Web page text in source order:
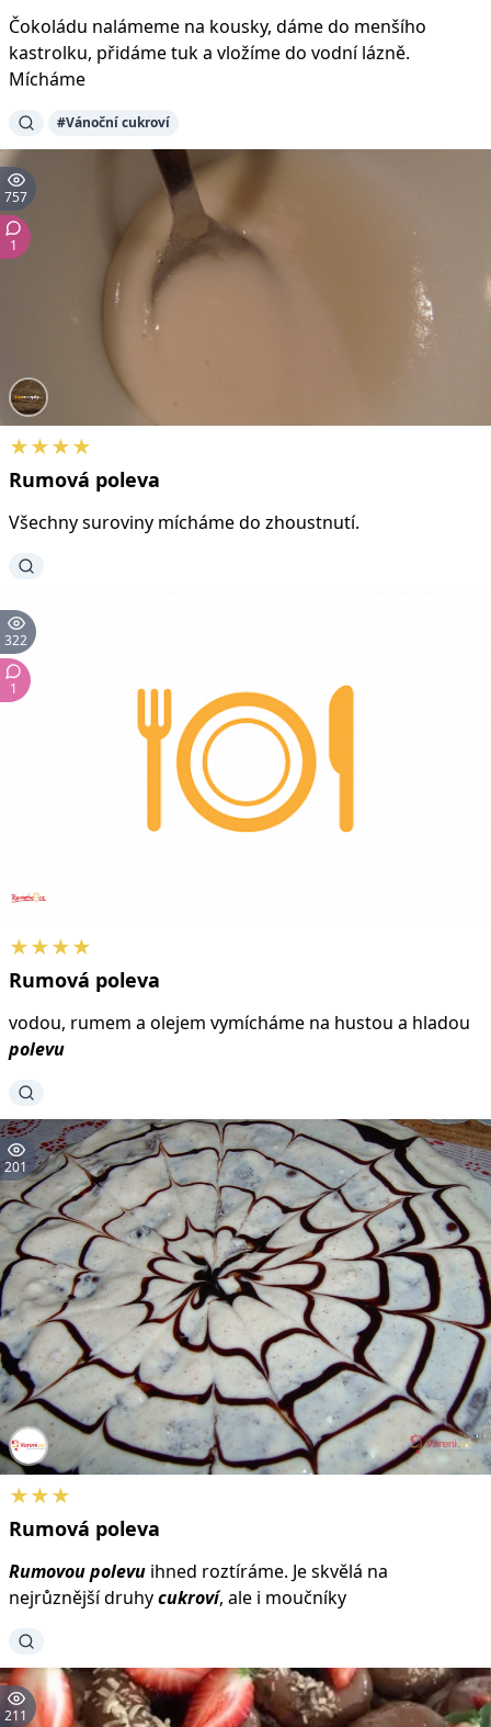
Čokoládu nalámeme na kousky, dáme do menšího
kastrolku, přidáme tuk a vložíme do vodní lázně.
Mícháme
#Vánoční cukroví
757
1
★★★★
Rumová poleva
Všechny suroviny mícháme do zhoustnutí.
322
1
★★★★
Rumová poleva
vodou, rumem a olejem vymícháme na hustou a hladou
polevu
201
★★★
Rumová poleva
Rumovoupolevu ihned roztíráme. Je skvělá na
nejrůznější druhycukroví, ale i moučníky
211